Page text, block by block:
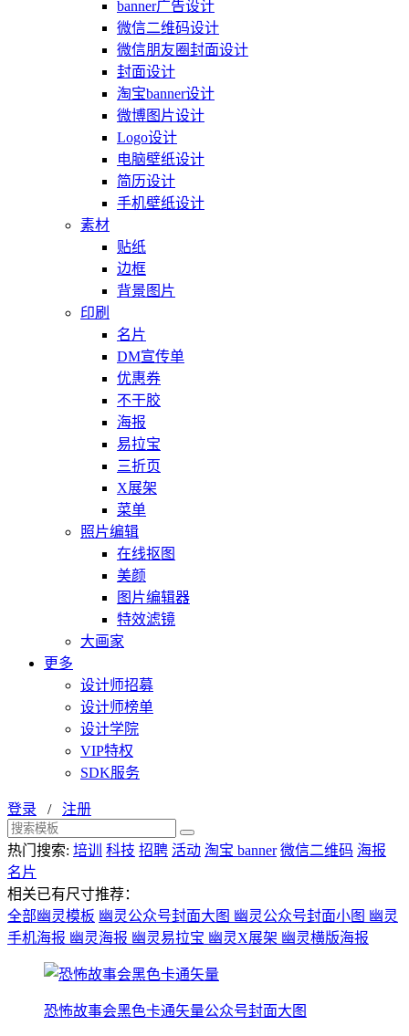
banner广告设计
微信二维码设计
微信朋友圈封面设计
封面设计
淘宝banner设计
微博图片设计
Logo设计
电脑壁纸设计
简历设计
手机壁纸设计
素材
贴纸
边框
背景图片
印刷
名片
DM宣传单
优惠券
不干胶
海报
易拉宝
三折页
X展架
菜单
照片编辑
在线抠图
美颜
图片编辑器
特效滤镜
大画家
更多
设计师招募
设计师榜单
设计学院
VIP特权
SDK服务
登录 / 注册
热门搜索: 培训 科技 招聘 活动 淘宝 banner 微信二维码 海报
名片
相关已有尺寸推荐：
全部幽灵模板 幽灵公众号封面大图 幽灵公众号封面小图 幽灵
手机海报 幽灵海报 幽灵易拉宝 幽灵X展架 幽灵横版海报
恐怖故事会黑色卡通矢量公众号封面大图